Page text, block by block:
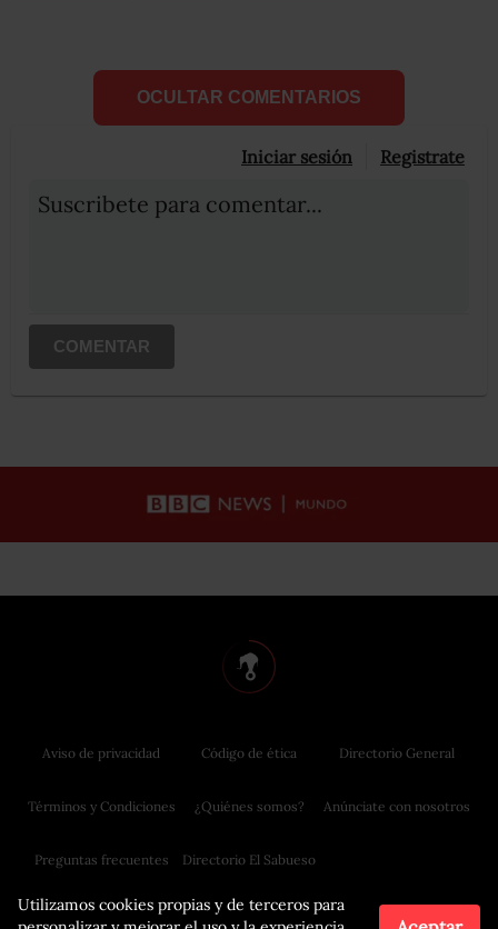
OCULTAR COMENTARIOS
Iniciar sesión Registrate
Suscribete para comentar...
COMENTAR
Utilizamos cookies propias y de terceros para
Aviso de privacidad
Términos y Condiciones
Preguntas frecuentes
Código de ética
¿Quiénes somos?
Directorio El Sabueso
Directorio General
Anúnciate con nosotros